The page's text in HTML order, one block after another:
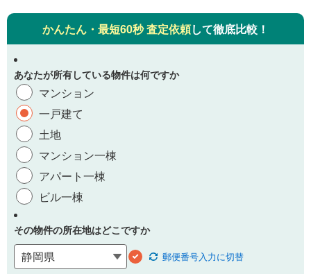
かんたん・最短60秒 査定依頼して徹底比較！
あなたが所有している物件は何ですか
マンション
一戸建て
土地
マンション一棟
アパート一棟
ビル一棟
その物件の所在地はどこですか
郵便番号入力に切替